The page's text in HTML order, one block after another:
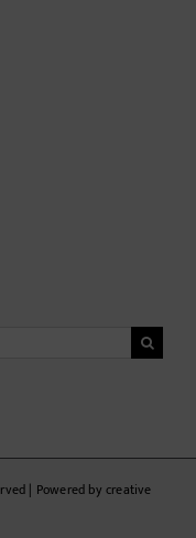
| Powered by creative